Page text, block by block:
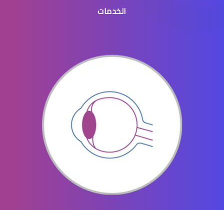
الماء الأزرق في العيون
الماء الازرق بالعين
ماء الازرق بالعين
الخدمات